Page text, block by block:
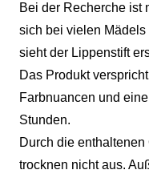
Bei der Recherche ist
sich bei vielen Mädels
sieht der Lippenstift
Das Produkt
Farbnuancen und
Stunden.
Durch die
trocknen nicht aus.